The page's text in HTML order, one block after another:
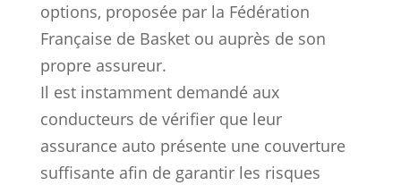
options, proposée par la Fédération
Française de Basket ou auprès de son
propre assureur.
Il est instamment demandé aux
conducteurs de vérifier que leur
assurance auto présente une couverture
suffisante afin de garantir les risques